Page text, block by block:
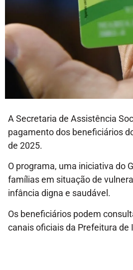
A Secretaria de Assistência
pagamento dos beneficiários
de 2025.
O programa, uma iniciativa do
famílias em situação de
infância digna e saudável.
Os beneficiários podem
canais oficiais da Prefeitura de